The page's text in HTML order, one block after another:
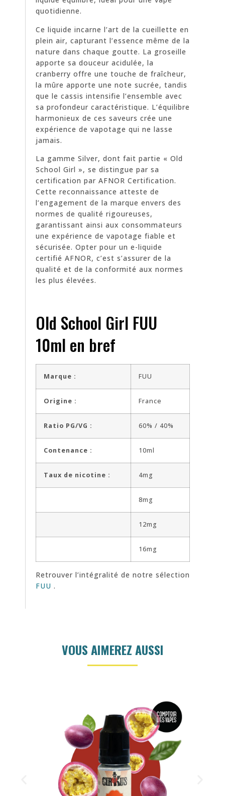
quotidienne.
Ce liquide incarne l’art de la cueillette en
plein air, capturant l’essence même de la
nature dans chaque goutte. La groseille
apporte sa douceur acidulée, la
cranberry offre une touche de fraîcheur,
la mûre apporte une note sucrée, tandis
que le cassis intensifie l’ensemble avec
sa profondeur caractéristique. L’équilibre
harmonieux de ces saveurs crée une
expérience de vapotage qui ne lasse
jamais.
La gamme Silver, dont fait partie « Old
School Girl », se distingue par sa
certification par AFNOR Certification.
Cette reconnaissance atteste de
l’engagement de la marque envers des
normes de qualité rigoureuses,
garantissant ainsi aux consommateurs
une expérience de vapotage fiable et
sécurisée. Opter pour un e-liquide
certifié AFNOR, c’est s’assurer de la
qualité et de la conformité aux normes
les plus élevées.
Old School Girl FUU
10ml en bref
Marque : FUU
Origine : France
Ratio PG/VG : 60% / 40%
Contenance : 10ml
Taux de nicotine : 4mg
8mg
12mg
16mg
Retrouver l’intégralité de notre sélection
FUU .
VOUS AIMEREZ AUSSI